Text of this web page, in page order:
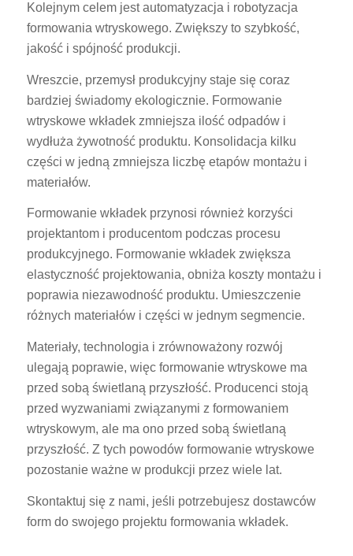
Kolejnym celem jest automatyzacja i robotyzacja
formowania wtryskowego. Zwiększy to szybkość,
jakość i spójność produkcji.
Wreszcie, przemysł produkcyjny staje się coraz
bardziej świadomy ekologicznie. Formowanie
wtryskowe wkładek zmniejsza ilość odpadów i
wydłuża żywotność produktu. Konsolidacja kilku
części w jedną zmniejsza liczbę etapów montażu i
materiałów.
Formowanie wkładek przynosi również korzyści
projektantom i producentom podczas procesu
produkcyjnego. Formowanie wkładek zwiększa
elastyczność projektowania, obniża koszty montażu i
poprawia niezawodność produktu. Umieszczenie
różnych materiałów i części w jednym segmencie.
Materiały, technologia i zrównoważony rozwój
ulegają poprawie, więc formowanie wtryskowe ma
przed sobą świetlaną przyszłość. Producenci stoją
przed wyzwaniami związanymi z formowaniem
wtryskowym, ale ma ono przed sobą świetlaną
przyszłość. Z tych powodów formowanie wtryskowe
pozostanie ważne w produkcji przez wiele lat.
Skontaktuj się z nami, jeśli potrzebujesz dostawców
form do swojego projektu formowania wkładek.